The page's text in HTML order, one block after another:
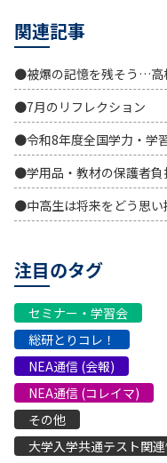
関連記事
●被爆の記憶を残そう…高
●7月のリフレクション
●令和8年度全国学力・学
●学用品・教材の保護者負
●中高生は将来をどう思
注目のタグ
セミナー・学習会
総研とりコレ！
NEA通信 (会報)
NEA通信 (コレイマ)
その他
大学入学共通テスト関